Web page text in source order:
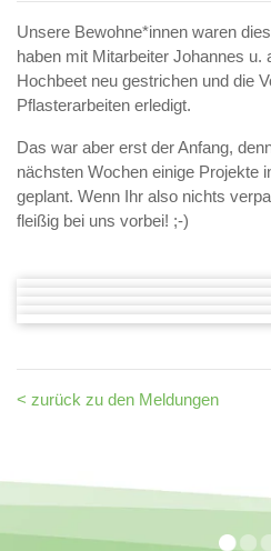
Unsere Bewohne*innen waren
haben mit Mitarbeiter Johannes u.
Hochbeet neu gestrichen und die
Pflasterarbeiten erledigt.
Das war aber erst der Anfang,
nächsten Wochen einige Projekte
geplant. Wenn Ihr also nichts
fleißig bei uns vorbei! ;-)
< zurück zu den Meldungen